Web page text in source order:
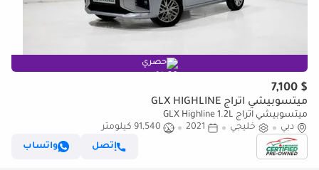
حصري
$ 7,100
ميتسوبيشي اتراج GLX HIGHLINE
ميتسوبيشي اتراج GLX Highline 1.2L
دبي
خليجي 2021
91,540 كيلومتر
إتصل
واتساب